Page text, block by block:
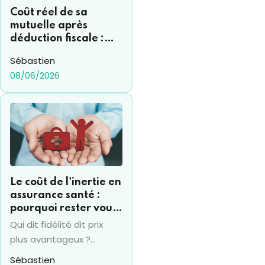
Coût réel de sa
mutuelle après
déduction fiscale :
retrouver ?
Sébastien
08/06/2026
Le coût de l'inertie en
assurance santé :
pourquoi rester vous
coûte souvent 15% de
plus par an
Qui dit fidélité dit prix
plus avantageux ?
Vraiment ? Pas en
Sébastien